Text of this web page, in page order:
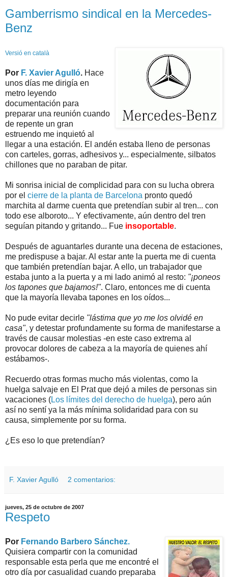
Gamberrismo sindical en la Mercedes-
Benz
Versió en català
Por F. Xavier Agulló. Hace
unos días me dirigía en
metro leyendo
documentación para
preparar una reunión cuando
de repente un gran
estruendo me inquietó al
llegar a una estación. El andén estaba lleno de personas
con carteles, gorras, adhesivos y... especialmente, silbatos
chillones que no paraban de pitar.
Mi sonrisa inicial de complicidad para con su lucha obrera
por el cierre de la planta de Barcelona pronto quedó
marchita al darme cuenta que pretendían subir al tren... con
todo ese alboroto... Y efectivamente, aún dentro del tren
seguían pitando y gritando... Fue insoportable.
Después de aguantarles durante una decena de estaciones,
me predispuse a bajar. Al estar ante la puerta me di cuenta
que también pretendían bajar. A ello, un trabajador que
estaba junto a la puerta y a mi lado animó al resto: "¡poneos
los tapones que bajamos!". Claro, entonces me di cuenta
que la mayoría llevaba tapones en los oídos...
No pude evitar decirle "lástima que yo me los olvidé en
casa", y detestar profundamente su forma de manifestarse a
través de causar molestias -en este caso extrema al
provocar dolores de cabeza a la mayoría de quienes ahí
estábamos-.
Recuerdo otras formas mucho más violentas, como la
huelga salvaje en El Prat que dejó a miles de personas sin
vacaciones (Los límites del derecho de huelga), pero aún
así no sentí ya la más mínima solidaridad para con su
causa, simplemente por su forma.
¿Es eso lo que pretendían?
F. Xavier Agulló 2 comentarios:
jueves, 25 de octubre de 2007
Respeto
Por Fernando Barbero Sánchez.
Quisiera compartir con la comunidad
responsable esta perla que me encontré el
otro día por casualidad cuando preparaba